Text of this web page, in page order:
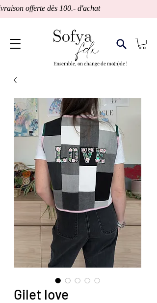
offerte dès 100.- d'achat
Ensemble, on change de mo(n)de !
Gilet love